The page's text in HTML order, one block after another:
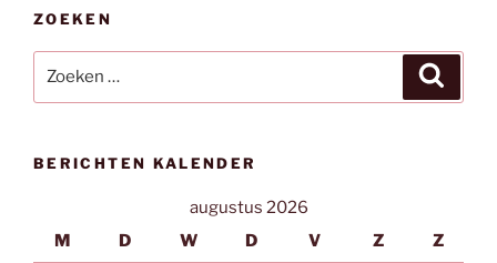
ZOEKEN
naar:
BERICHTEN KALENDER
augustus 2026
M
D W D V Z Z